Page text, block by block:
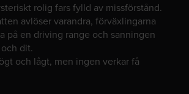
rolig fars fylld av missförstånd.
avlöser varandra, förväxlingarna
på en driving range och sanningen
dit.
och lågt, men ingen verkar få